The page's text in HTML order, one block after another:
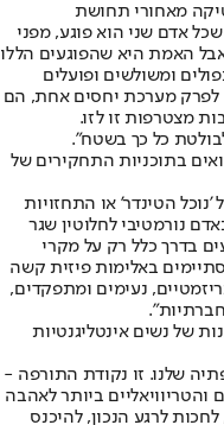
מאחורי תחושת
אדם שני הוא פוגע, מפני
האמת היא שהפוגעים הללו
ומשולשים ופועלים
לפרק מערכת יחסים אחת, הם
מצטרפות זו לזו.
כל כך בשטח".
בתוכניות התחקירים של
'נוכל הטינדר' או התחזויות
נורמטיבי לחלוטין שגר
בדרך כלל רק על מקרי
באלימות פיזית קשה
נעימים ומתפקדים,
של נשים אינטליגנטיות
שלנו. זו נקודת התורפה -
ביותר לאהבה
לרגע הנכון, להיכנס